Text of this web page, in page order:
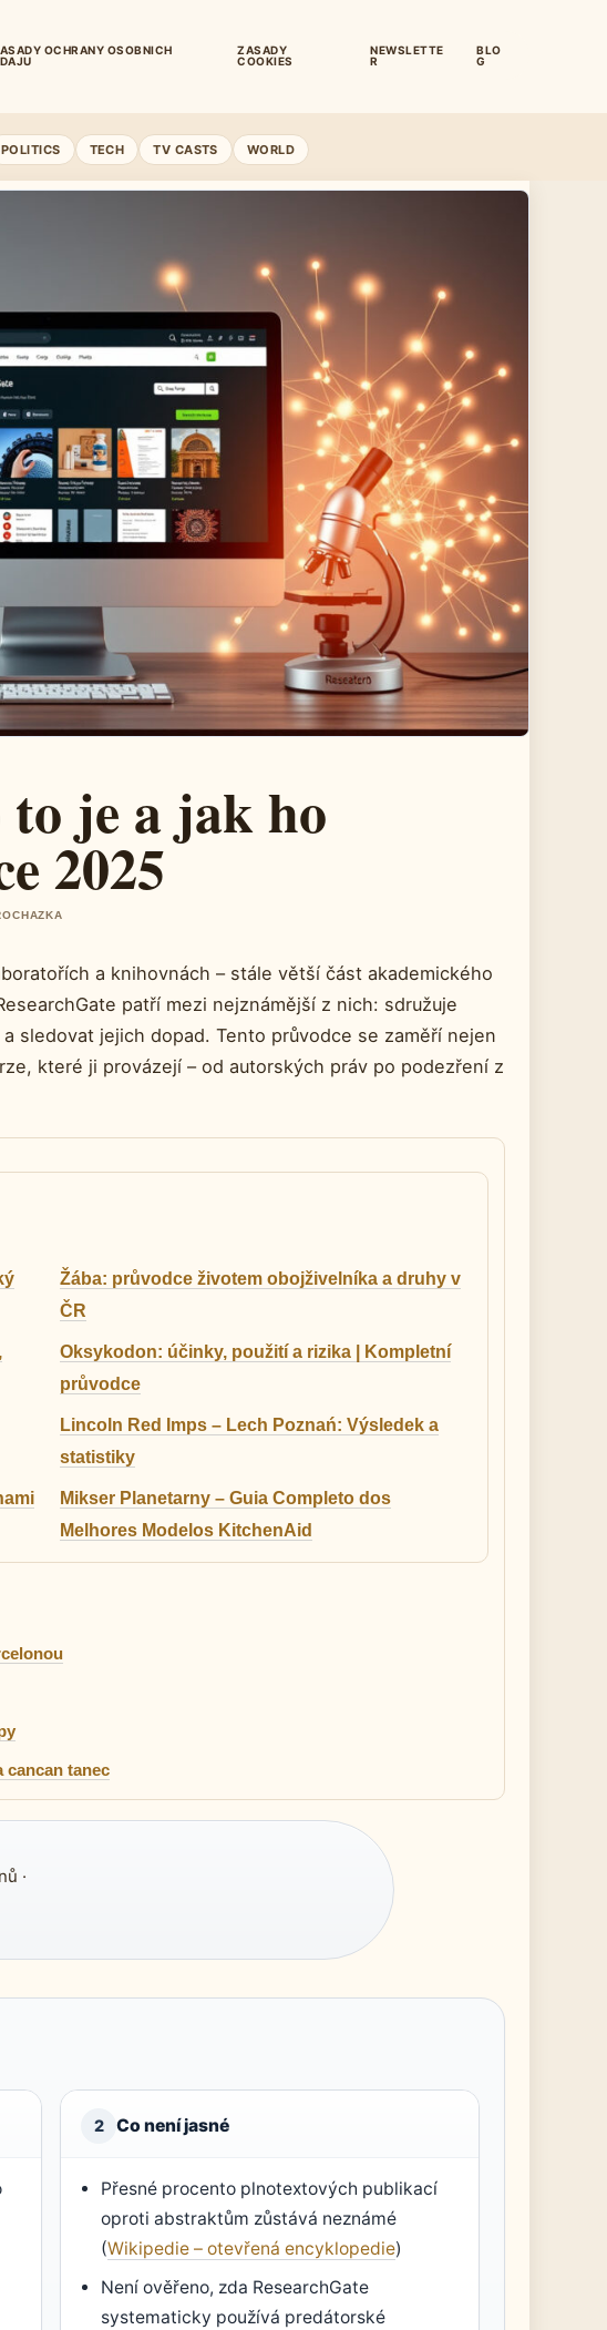
OCHRANY OSOBNICH
ZASADY
COOKIES
NEWSLETTE
R
BLO
G
POLITICS TECH TV CASTS WORLD
to je a jak ho
2025
a knihovnách – stále větší část akademického
patří mezi nejznámější z nich: sdružuje
sledovat jejich dopad. Tento průvodce se zaměří nejen
které ji provázejí – od autorských práv po podezření z
Žába: průvodce životem obojživelníka a druhy v
ČR
Oksykodon: účinky, použití a rizika | Kompletní
průvodce
Lincoln Red Imps – Lech Poznań: Výsledek a
statistiky
Mikser Planetarny – Guia Completo dos
Melhores Modelos KitchenAid
cancan tanec
·
2 Co není jasné
Přesné procento plnotextových publikací
oproti abstraktům zůstává neznámé
(Wikipedie – otevřená encyklopedie)
Není ověřeno, zda ResearchGate
systematicky používá predátorské